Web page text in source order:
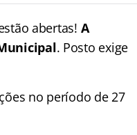
abertas! A
. Posto exige
no período de 27